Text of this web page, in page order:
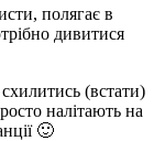
полягає в
дивитися
(встати)
налітають на
🙂